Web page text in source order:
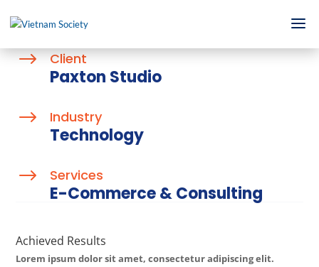
$ Client
Paxton Studio
$ Industry
Technology
$ Services
E-Commerce & Consulting
Achieved Results
Lorem ipsum dolor sit amet, consectetur adipiscing elit.